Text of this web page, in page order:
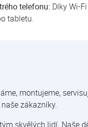
telefonu: Díky Wi-
tabletu.
montujeme,
zákazníky.
skvělých lidí. Naše